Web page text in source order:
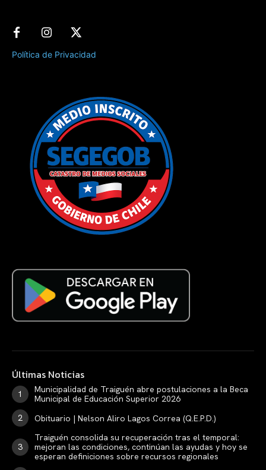
Política de Privacidad
Últimas Noticias
Municipalidad de Traiguén abre postulaciones a la Beca
Municipal de Educación Superior 2026
Obituario | Nelson Aliro Lagos Correa (Q.E.P.D.)
Traiguén consolida su recuperación tras el temporal:
mejoran las condiciones, continúan las ayudas y hoy se
esperan definiciones sobre recursos regionales